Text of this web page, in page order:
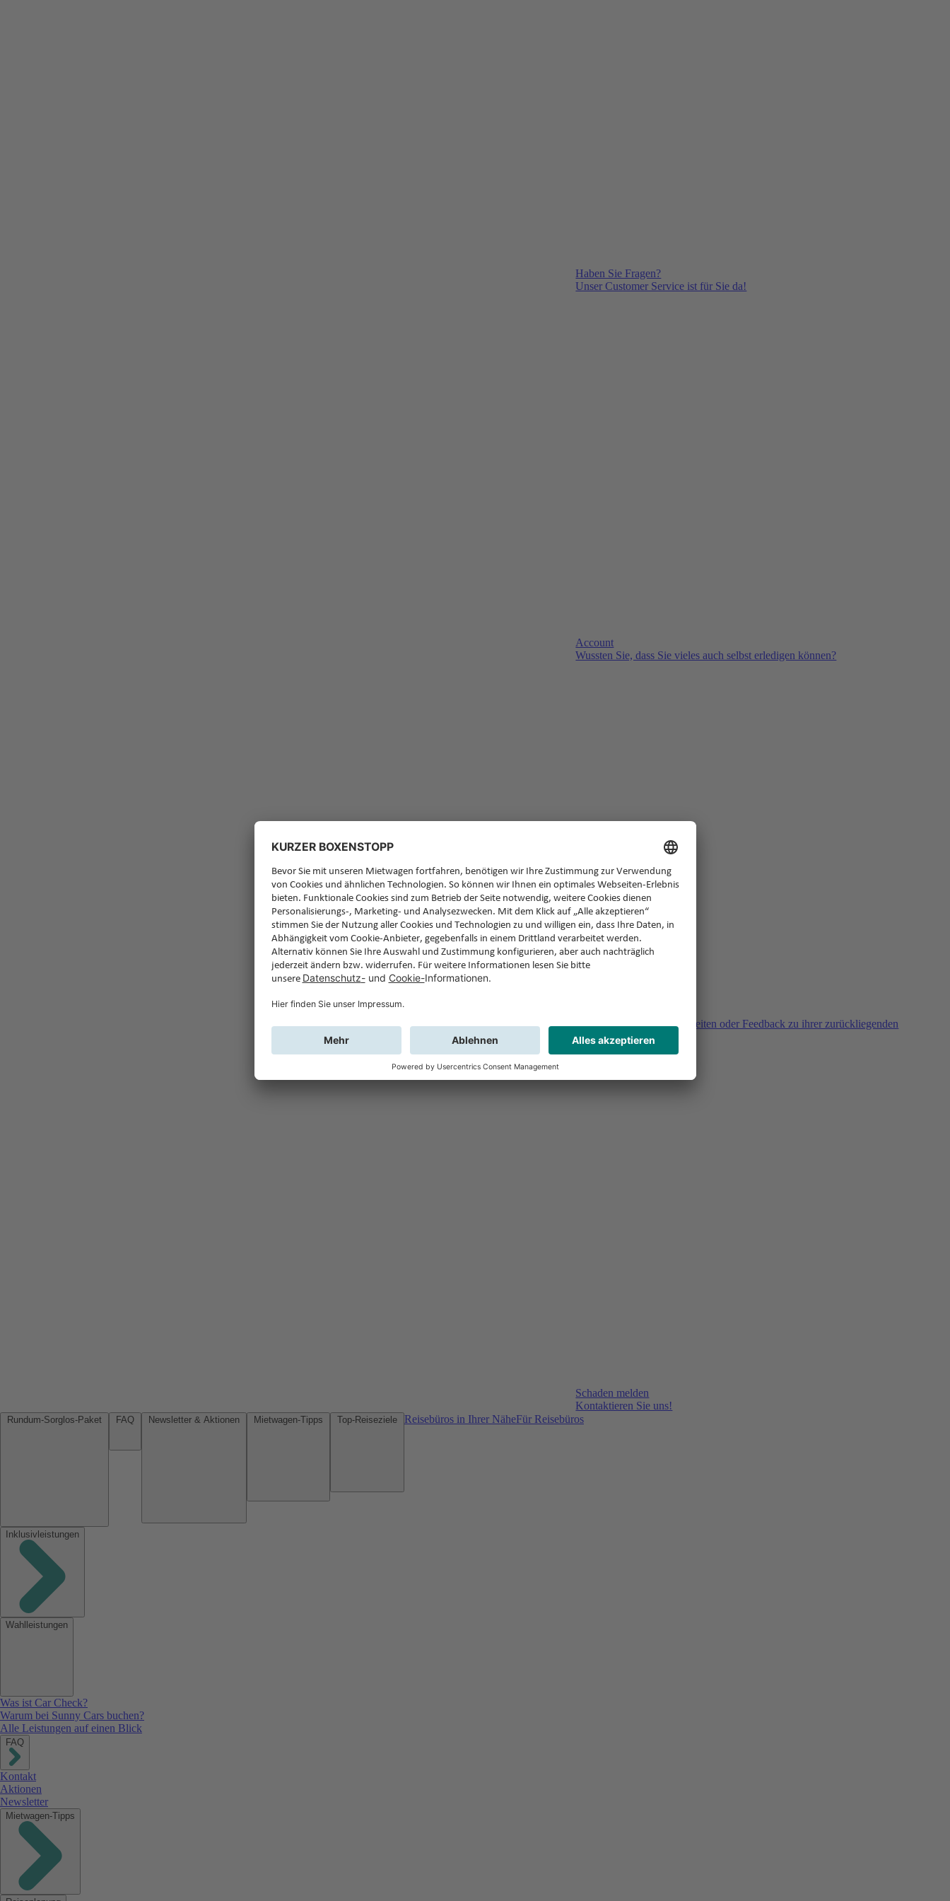
Haben Sie Fragen?
Unser Customer Service ist für Sie da!
Account
Wussten Sie, dass Sie vieles auch selbst erledigen können?
Sie haben Fragen, Unklarheiten oder Feedback zu ihrer zurückliegenden
Buchung?
Schaden melden
Kontaktieren Sie uns!
Reisebüros in Ihrer NäheFür Reisebüros
Inklusivleistungen
Wahlleistungen
Was ist Car Check?
Warum bei Sunny Cars buchen?
Alle Leistungen auf einen Blick
FAQ
Kontakt
Aktionen
Newsletter
Mietwagen-Tipps